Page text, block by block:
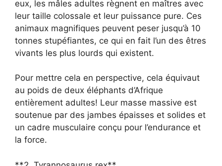
eux, les mâles adultes règnent en maîtres avec
leur taille colossale et leur puissance pure. Ces
animaux magnifiques peuvent peser jusqu’à 10
tonnes stupéfiantes, ce qui en fait l’un des êtres
vivants les plus lourds qui existent.
Pour mettre cela en perspective, cela équivaut
au poids de deux éléphants d’Afrique
entièrement adultes! Leur masse massive est
soutenue par des jambes épaisses et solides et
un cadre musculaire conçu pour l’endurance et
la force.